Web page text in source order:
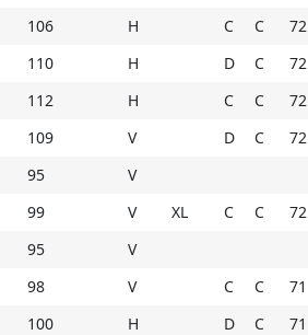
106 H C C
72
110 H D C
72
112 H C C
72
109 V D C 72
95
V
99 V XL C C
72
95
V
98 V C C
71
100 H D C
71